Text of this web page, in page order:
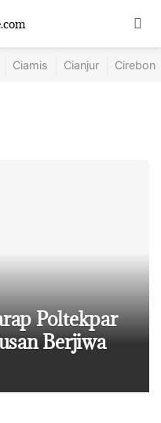
Ciamis Cianjur Cirebon
Poltekpar
Berjiwa